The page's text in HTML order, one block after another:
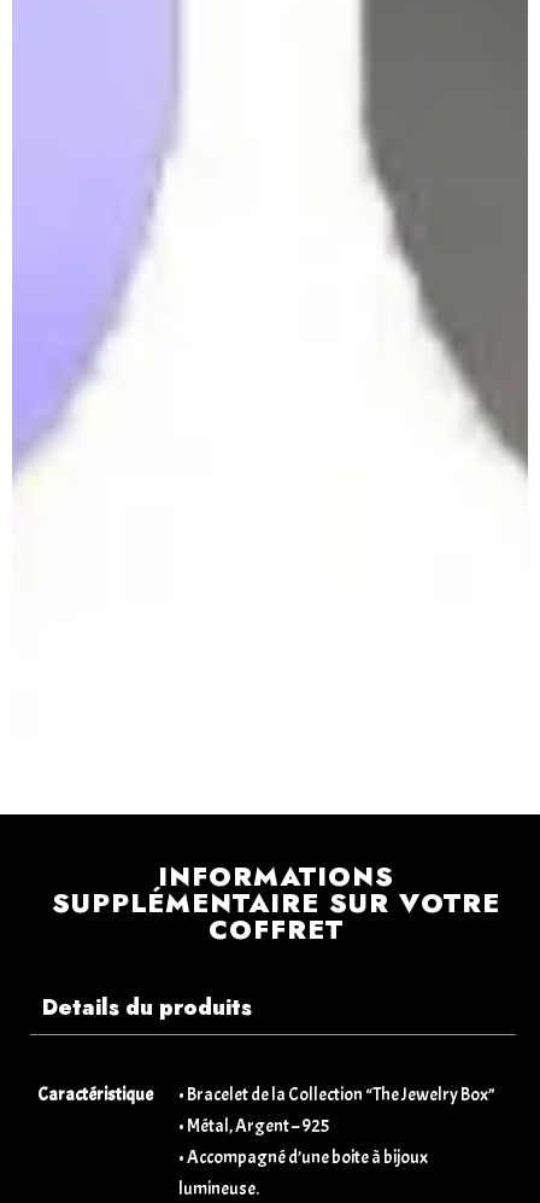
INFORMATIONS
SUPPLÉMENTAIRE SUR VOTRE
COFFRET
Details du produits
Caractéristique
• Bracelet de la Collection “The Jewelry Box”
• Métal, Argent – 925
• Accompagné d’une boite à bijoux
lumineuse.